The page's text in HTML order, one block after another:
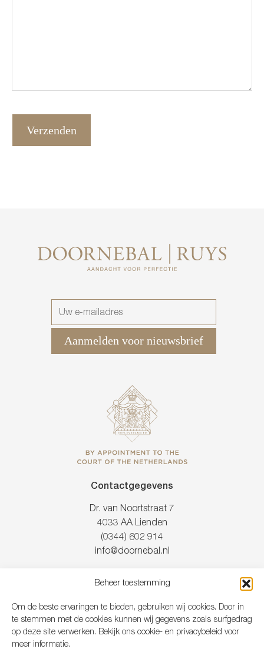
Beheer toestemming
Om de beste ervaringen te bieden, gebruiken wij cookies. Door in
te stemmen met de cookies kunnen wij gegevens zoals surfgedrag
op deze site verwerken. Bekijk ons cookie- en privacybeleid voor
meer informatie.
Contactgegevens
Dr. van Noortstraat 7
4033 AA Lienden
(0344) 602 914
info@doornebal.nl
Zo – Ma
Di t/m vr
Za
gesloten
10.00 – 17.30
10.00 – 17.00